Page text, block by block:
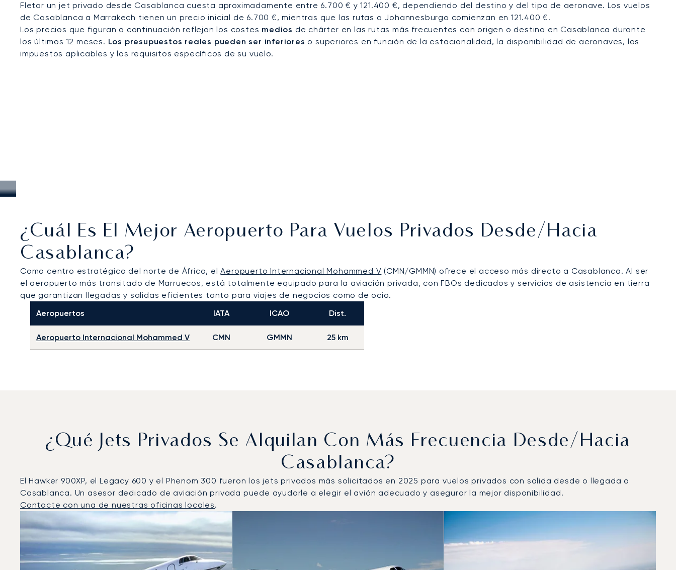
Fletar un jet privado desde Casablanca cuesta aproximadamente entre 6.700 € y 121.400 €, dependiendo del destino y del tipo de aeronave. Los vuelos
de Casablanca a Marrakech tienen un precio inicial de 6.700 €, mientras que las rutas a Johannesburgo comienzan en 121.400 €.
Los precios que figuran a continuación reflejan los costes medios de chárter en las rutas más frecuentes con origen o destino en Casablanca durante
los últimos 12 meses. Los presupuestos reales pueden ser inferiores o superiores en función de la estacionalidad, la disponibilidad de aeronaves, los
impuestos aplicables y los requisitos específicos de su vuelo.
¿Cuál Es El Mejor Aeropuerto Para Vuelos Privados Desde/hacia
Casablanca?
Como centro estratégico del norte de África, elAeropuerto Internacional Mohammed V (CMN/GMMN) ofrece el acceso más directo a Casablanca. Al ser
el aeropuerto más transitado de Marruecos, está totalmente equipado para la aviación privada, con FBOs dedicados y servicios de asistencia en tierra
que garantizan llegadas y salidas eficientes tanto para viajes de negocios como de ocio.
Aeropuertos
IATA ICAO Dist.
Aeropuerto Internacional Mohammed V CMN GMMN 25 km
¿Qué Jets Privados Se Alquilan Con Más Frecuencia Desde/hacia
Casablanca?
El Hawker 900XP, el Legacy 600 y el Phenom 300 fueron los jets privados más solicitados en 2025 para vuelos privados con salida desde o llegada a
Casablanca. Un asesor dedicado de aviación privada puede ayudarle a elegir el avión adecuado y asegurar la mejor disponibilidad.
Contacte con una de nuestras oficinas locales.
Casablanca : Los 3 modelos de aeronave más operados por número de movimientos de vuelo en 2025
Foto de la aeronaveModelo de aeronave
Asientos
Velocidad (km/h)
Velocidad (nudos) Autonomía (km)
Autonomía (NM)